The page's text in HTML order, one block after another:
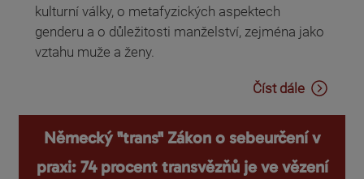
kulturní války, o metafyzických aspektech
genderu a o důležitosti manželství, zejména jako
vztahu muže a ženy.
Číst dále
Německý "trans" Zákon o sebeurčení v
praxi: 74 procent transvězňů je ve vězení